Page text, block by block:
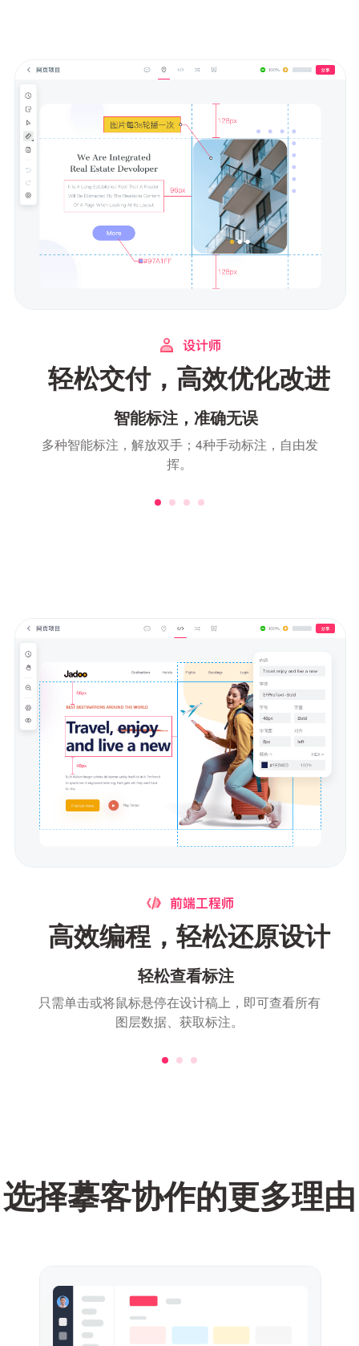
轻松交付，高效优化改进
智能标注，准确无误
多种智能标注，解放双手；4种手动标注，自由发
挥。
高效编程，轻松还原设计
轻松查看标注
只需单击或将鼠标悬停在设计稿上，即可查看所有
图层数据、获取标注。
选择摹客协作的更多理由